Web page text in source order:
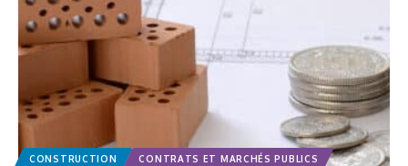
CONSTRUCTION
CONTRATS ET MARCHÉS PUBLICS